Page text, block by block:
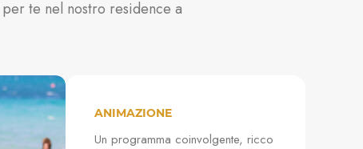
te nel nostro residence a
ANIMAZIONE
Un programma coinvolgente, ricco